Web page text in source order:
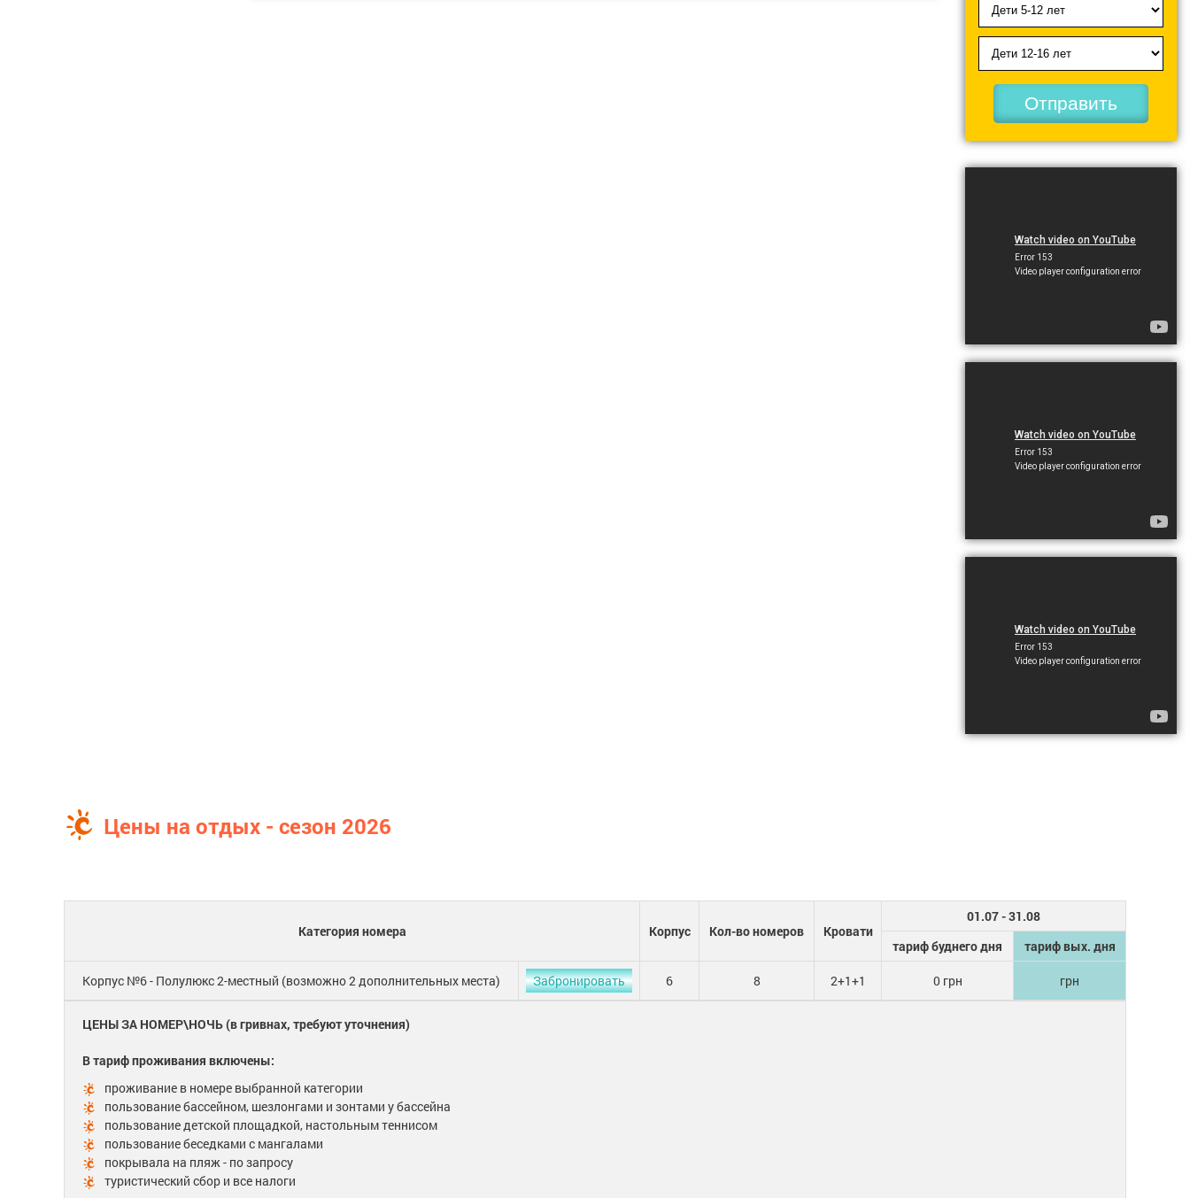
Отправить
Цены на отдых - сезон 2026
Категория номера Корпус Кол-во номеров Кровати
01.07 - 31.08
тариф буднего дня
тариф вых. дня
Корпус №6 - Полулюкс 2-местный (возможно 2 дополнительных места) Забронировать 6 8 2+1+1 0 грн грн
ЦЕНЫ ЗА НОМЕР\НОЧЬ (в гривнах, требуют уточнения)
В тариф проживания включены:
проживание в номере выбранной категории
пользование бассейном, шезлонгами и зонтами у бассейна
пользование детской площадкой, настольным теннисом
пользование беседками с мангалами
покрывала на пляж - по запросу
туристический сбор и все налоги